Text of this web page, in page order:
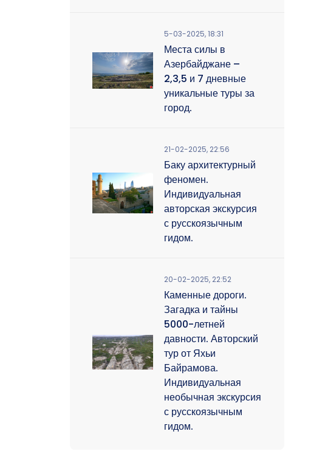
5-03-2025, 18:31
Места силы в
Азербайджане –
2,3,5 и 7 дневные
уникальные туры за
город.
21-02-2025, 22:56
Баку архитектурный
феномен.
Индивидуальная
авторская экскурсия
с русскоязычным
гидом.
20-02-2025, 22:52
Каменные дороги.
Загадка и тайны
5000-летней
давности. Авторский
тур от Яхьи
Байрамова.
Индивидуальная
необычная экскурсия
с русскоязычным
гидом.